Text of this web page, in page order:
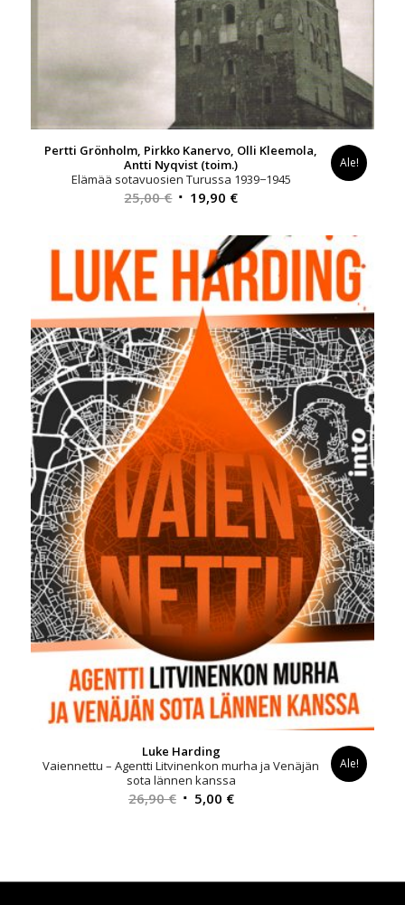
Pertti Grönholm, Pirkko Kanervo, Olli Kleemola,
Antti Nyqvist (toim.)
Elämää sotavuosien Turussa 1939−1945
25,00€ Alkuperäinen
25,00 €.
19,90 €Nykyinen
on:
19,90 €.
Ale!
Luke Harding
Vaiennettu – Agentti Litvinenkon murha ja Venäjän
sota lännen kanssa
26,90€ Alkuperäinen
5,00 €Nykyinen
Ale!